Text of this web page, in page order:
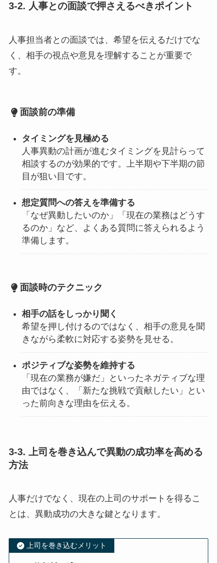
3-2. 人事との面談で押さえるべきポイント
人事担当者との面談では、希望を伝えるだけでな
く、相手の視点や意見を理解することが重要で
す。
面談前の準備
タイミングを見極める
人事異動の計画が進むタイミングを見計らって
相談するのが効果的です。上半期や下半期の節
目が狙い目です。
想定質問への答えを準備する
「なぜ異動したいのか」「現在の業務はどうす
るのか」など、よくある質問に答えられるよう
準備します。
面談時のテクニック
相手の話をしっかり聞く
希望を押し付けるのではなく、相手の意見を聞
きながら柔軟に対応する姿勢を見せる。
ポジティブな姿勢を維持する
「現在の業務が嫌だ」といったネガティブな理
由ではなく、「新たな挑戦で貢献したい」とい
った前向きな理由を伝える。
3-3. 上司を巻き込んで異動の成功率を高める
方法
人事だけでなく、現在の上司のサポートを得るこ
とは、異動成功の大きな鍵となります。
上司を巻き込むメリット